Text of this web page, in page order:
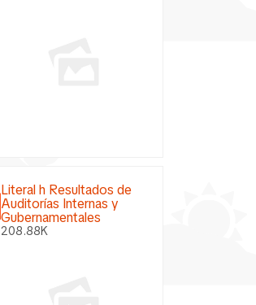
Literal h Resultados de
Auditorías Internas y
Gubernamentales
208.88K